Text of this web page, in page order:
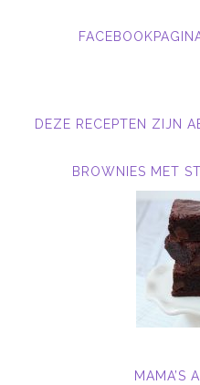
DEZE RECEPTEN ZIJN
BROWNIES MET
MAMA’S